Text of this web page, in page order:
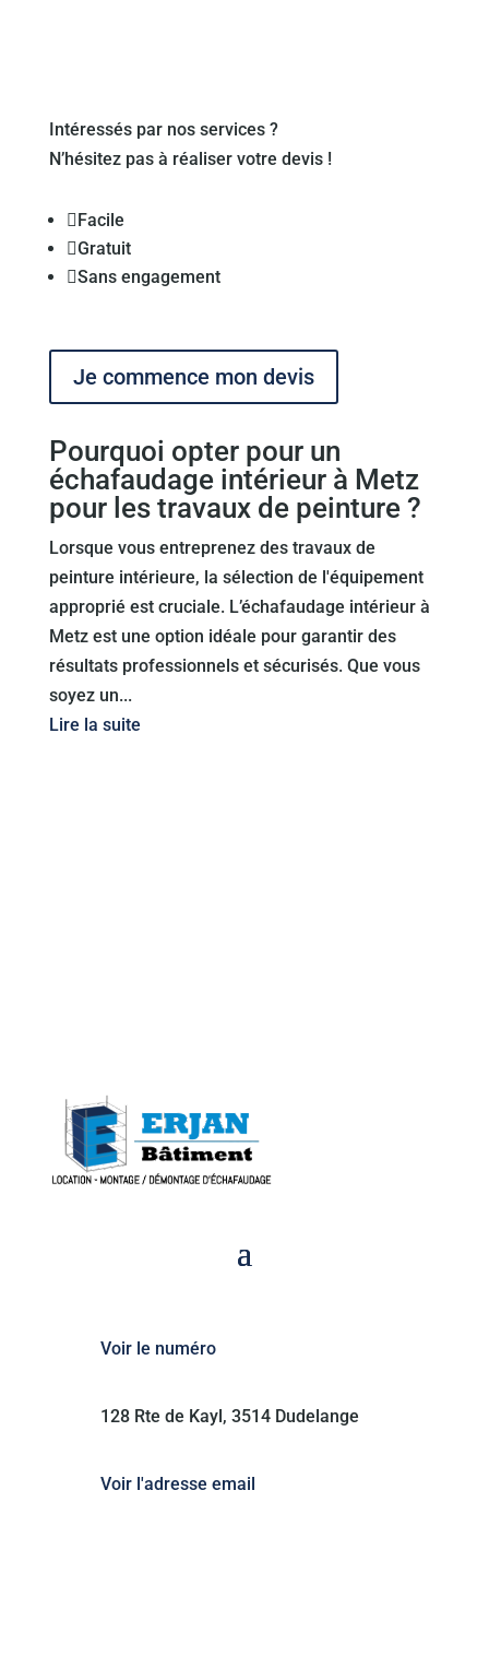
Intéressés par nos services ?
N’hésitez pas à réaliser votre devis !
Facile
Gratuit
Sans engagement
Je commence mon devis
Pourquoi opter pour un
échafaudage intérieur à Metz
pour les travaux de peinture ?
Lorsque vous entreprenez des travaux de
peinture intérieure, la sélection de l'équipement
approprié est cruciale. L’échafaudage intérieur à
Metz est une option idéale pour garantir des
résultats professionnels et sécurisés. Que vous
soyez un...
Lire la suite
Voir le numéro
128 Rte de Kayl, 3514 Dudelange
Voir l'adresse email